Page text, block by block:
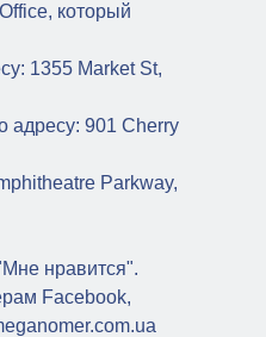
который
1355 Market St,
адресу: 901 Cherry
Parkway,
нравится".
Facebook,